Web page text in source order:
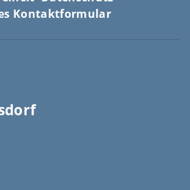
Kontaktformular